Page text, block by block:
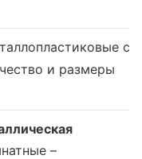
с
и размеры
–